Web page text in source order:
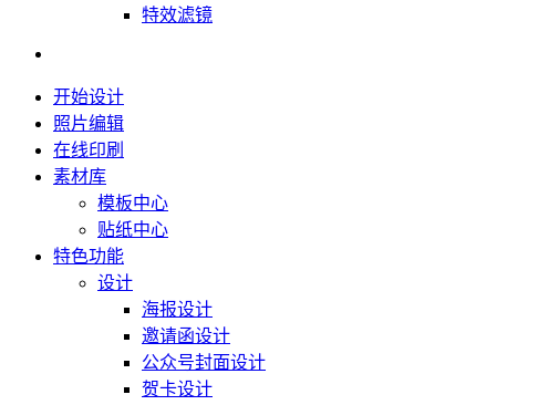
特效滤镜
开始设计
照片编辑
在线印刷
素材库
模板中心
贴纸中心
特色功能
设计
海报设计
邀请函设计
公众号封面设计
贺卡设计